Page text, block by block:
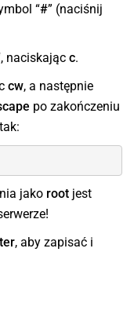
“#” (naciśnij
naciskając c.
cw, a następnie
po zakończeniu
jako root jest
, aby zapisać i